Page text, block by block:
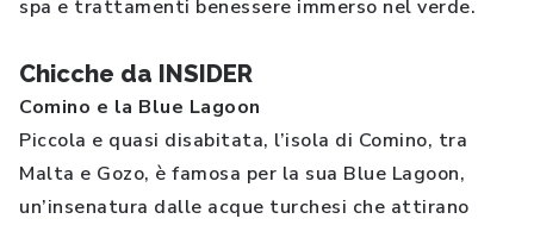
spa e trattamenti benessere immerso nel verde.
Chicche da INSIDER
Comino e la Blue Lagoon
Piccola e quasi disabitata, l’isola di Comino, tra
Malta e Gozo, è famosa per la sua Blue Lagoon,
un’insenatura dalle acque turchesi che attirano